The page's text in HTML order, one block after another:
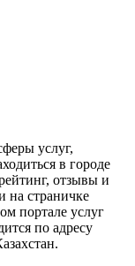
услуг,
в городе
отзывы и
на страничке
портале услуг
по адресу